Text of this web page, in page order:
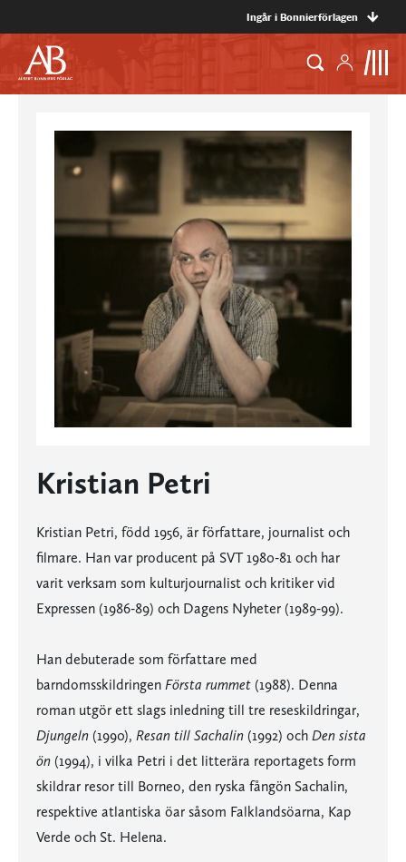
Ingår i Bonnierförlagen
Kristian Petri
Kristian Petri, född 1956, är författare, journalist och
filmare. Han var producent på SVT 1980-81 och har
varit verksam som kulturjournalist och kritiker vid
Expressen (1986-89) och Dagens Nyheter (1989-99).
Han debuterade som författare med
barndomsskildringen Första rummet (1988). Denna
roman utgör ett slags inledning till tre reseskildringar,
Djungeln (1990), Resan till Sachalin (1992) och Den sista
ön (1994), i vilka Petri i det litterära reportagets form
skildrar resor till Borneo, den ryska fångön Sachalin,
respektive atlantiska öar såsom Falklandsöarna, Kap
Verde och St. Helena.